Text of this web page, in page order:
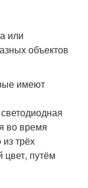
или
объектов
имеют
во время
трёх
путём